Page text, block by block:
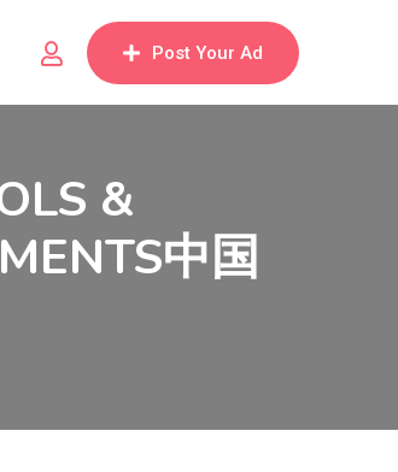
Post Your Ad
&
中国